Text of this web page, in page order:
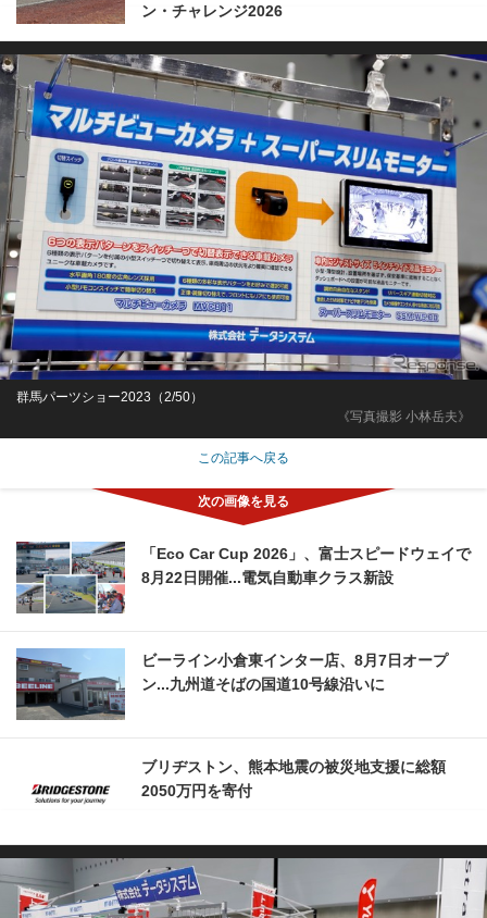
ン・チャレンジ2026
《写真撮影 小林岳夫》
群馬パーツショー2023（2/50）
この記事へ戻る
「Eco Car Cup 2026」、富士スピードウェイで
8月22日開催...電気自動車クラス新設
ビーライン小倉東インター店、8月7日オープ
ン...九州道そばの国道10号線沿いに
ブリヂストン、熊本地震の被災地支援に総額
2050万円を寄付